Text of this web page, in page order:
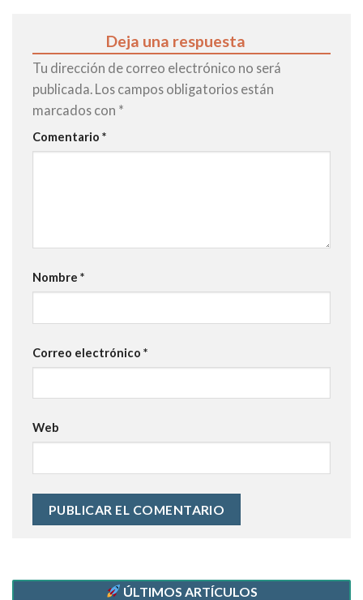
Deja una respuesta
Tu dirección de correo electrónico no será
publicada. Los campos obligatorios están
marcados con *
Comentario *
Nombre *
Correo electrónico *
Web
ÚLTIMOS ARTÍCULOS